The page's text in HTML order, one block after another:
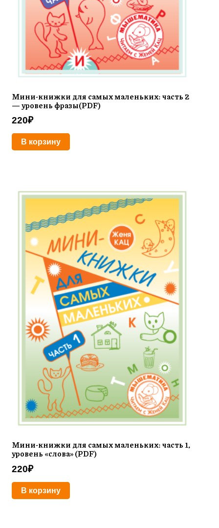
Мини-книжки для самых маленьких: часть 2
— уровень фразы(PDF)
220₽
В корзину
Мини-книжки для самых маленьких: часть 1,
уровень «слова» (PDF)
220₽
В корзину